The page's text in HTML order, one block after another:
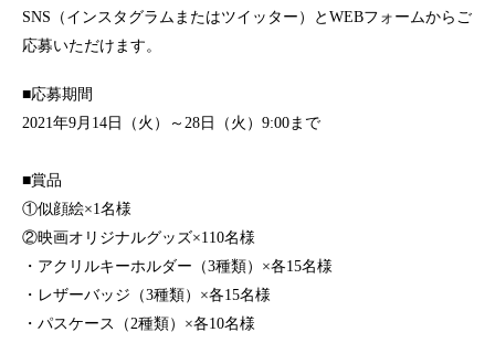
SNS（インスタグラムまたはツイッター）とWEBフォームからご
応募いただけます。
■応募期間
2021年9月14日（火）～28日（火）9:00まで
■賞品
①似顔絵×1名様
②映画オリジナルグッズ×110名様
・アクリルキーホルダー（3種類）×各15名様
・レザーバッジ（3種類）×各15名様
・パスケース（2種類）×各10名様